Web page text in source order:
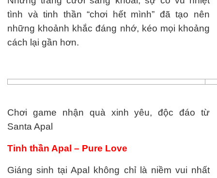
tình và tinh thần “chơi hết mình” đã tạo nên
những khoảnh khắc đáng nhớ, kéo mọi khoảng
cách lại gần hơn.
Chơi game nhận quà xinh yêu, độc đáo từ
Santa Apal
Tinh thần Apal – Pure Love
Giáng sinh tại Apal không chỉ là niềm vui nhất